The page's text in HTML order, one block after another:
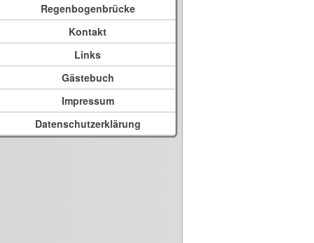
Regenbogenbrücke
Kontakt
Links
Gästebuch
Impressum
Datenschutzerklärung